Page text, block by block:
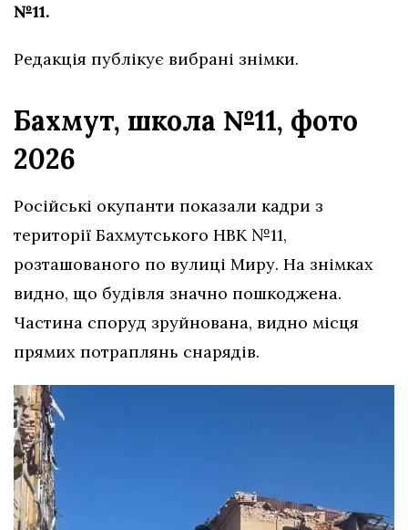
№11.
Редакція публікує вибрані знімки.
Бахмут, школа №11, фото
2026
Російські окупанти показали кадри з
території Бахмутського НВК №11,
розташованого по вулиці Миру. На знімках
видно, що будівля значно пошкоджена.
Частина споруд зруйнована, видно місця
прямих потраплянь снарядів.